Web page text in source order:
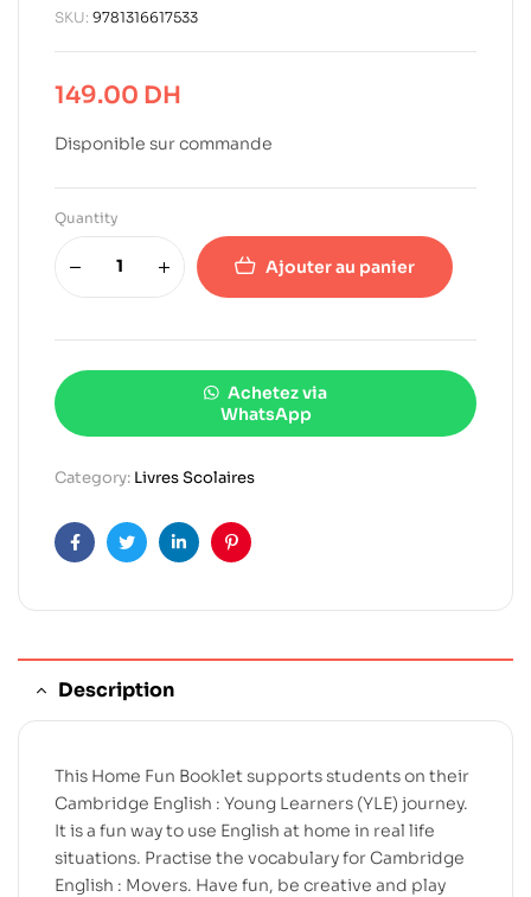
SKU: 9781316617533
149.00 DH
Disponible sur commande
Quantity
Ajouter au panier
Achetez via
WhatsApp
Category: Livres Scolaires
FacebookTwitterLinkedinPinterest
Description
This Home Fun Booklet supports students on their
Cambridge English : Young Learners (YLE) journey.
It is a fun way to use English at home in real life
situations. Practise the vocabulary for Cambridge
English : Movers. Have fun, be creative and play